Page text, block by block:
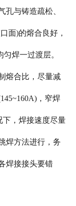
孔与铸造疏松、
面)的熔合良好，
焊一过渡层。
熔合比，尽量减
，窄焊
下，焊接速度尽量
焊方法进行，务
焊接接头要错